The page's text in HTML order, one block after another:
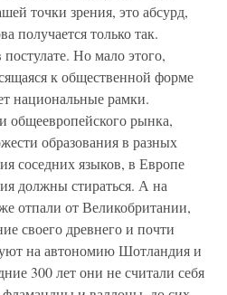
точки зрения, это абсурд,
получается только так.
Но мало этого,
к общественной форме
национальные рамки.
общеевропейского рынка,
образования в разных
соседних языков, в Европе
должны стираться. А на
отпали от Великобритании,
своего древнего и почти
на автономию Шотландия и
300 лет они не считали себя